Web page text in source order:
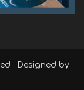
. Designed by